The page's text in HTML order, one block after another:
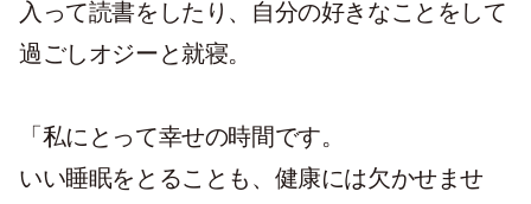
入って読書をしたり、自分の好きなことをして
過ごしオジーと就寝。
「私にとって幸せの時間です。
いい睡眠をとることも、健康には欠かせませ